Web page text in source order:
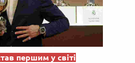
першим у світі